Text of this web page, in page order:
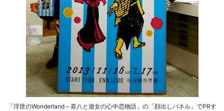
「浮世のWonderland～喜八と遊女の心中恋物語」の「顔出しパネル」でPRす